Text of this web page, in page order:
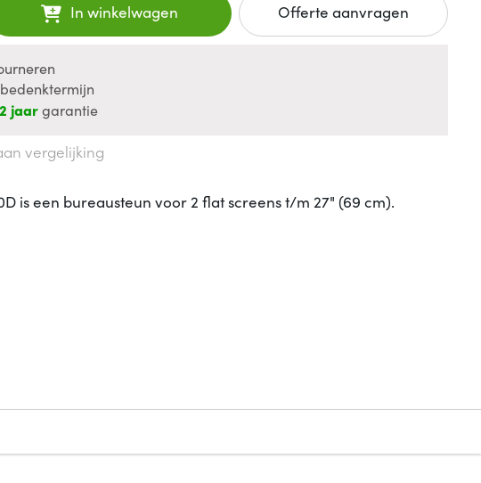
In winkelwagen Offerte aanvragen
bedenktermijn
2 jaargarantie
vergelijking
is een bureausteun voor 2 flat screens t/m 27" (69 cm).